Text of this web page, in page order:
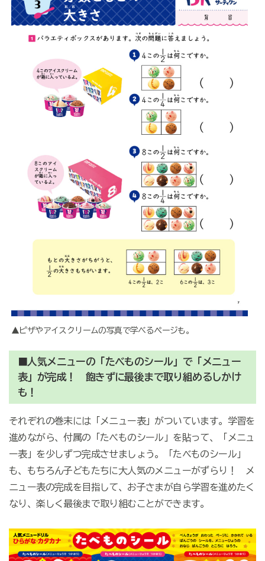
▲ピザやアイスクリームの写真で学べるページも。
■人気メニューの「たべものシール」で「メニュー
表」が完成！ 飽きずに最後まで取り組めるしかけ
も！
それぞれの巻末には「メニュー表」がついています。学習を
進めながら、付属の「たべものシール」を貼って、「メニュ
ー表」を少しずつ完成させましょう。「たべものシール」
も、もちろん子どもたちに大人気のメニューがずらり！ メ
ニュー表の完成を目指して、お子さまが自ら学習を進めたく
なり、楽しく最後まで取り組むことができます。